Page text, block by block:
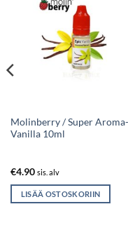
Molinberry / Super
Vanilla 10ml
€4.90 sis. alv
LISÄÄ OSTOSKORIIN